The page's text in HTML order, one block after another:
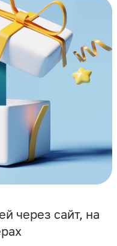
через сайт, на